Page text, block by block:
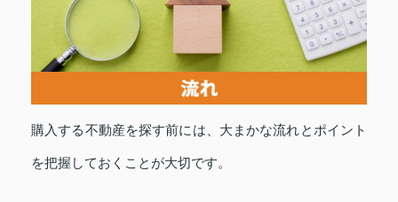
購入する不動産を探す前には、大まかな流れとポイント
を把握しておくことが大切です。